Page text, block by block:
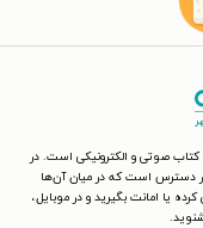
کتاب صوتی و الکترونیکی است. در
در دسترس است که در میان آن‌ها
یا امانت بگیرید و در موبایل،